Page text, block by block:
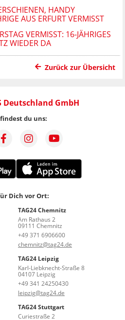
HANDY
AUS ERFURT VERMISST
VERMISST: 16-JÄHRIGES
WIEDER DA
Zurück zur Übersicht
Deutschland GmbH
du uns:
Dich vor Ort:
TAG24 Chemnitz
Am Rathaus 2
09111 Chemnitz
+49 371 6906600
chemnitz@tag24.de
TAG24 Leipzig
Karl-Liebknecht-Straße 8
04107 Leipzig
+49 341 24250430
leipzig@tag24.de
TAG24 Stuttgart
Curiestraße 2